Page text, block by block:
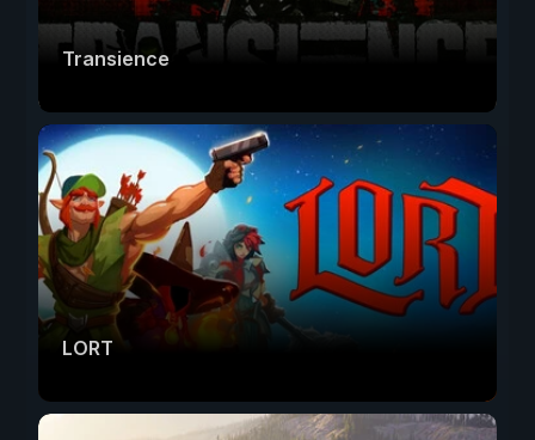
Transience
LORT